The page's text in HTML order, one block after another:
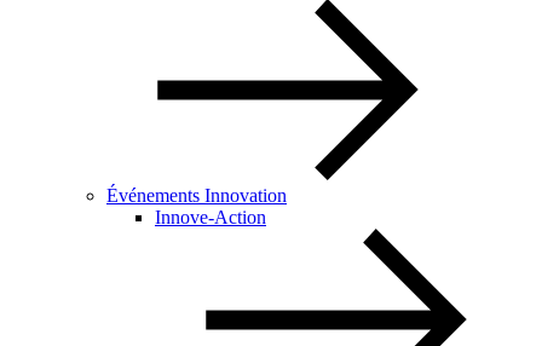
Événements Innovation
Innove-Action